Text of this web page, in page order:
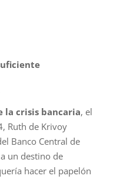
la crisis bancaria, el
Ruth de Krivoy
Banco Central de
un destino de
hacer el papelón